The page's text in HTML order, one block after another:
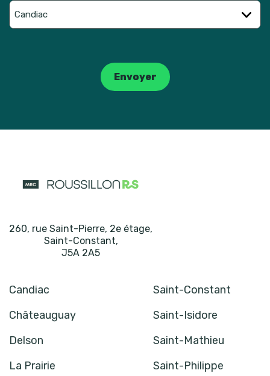
Envoyer
260, rue Saint-Pierre, 2e étage,
Saint-Constant,
J5A 2A5
Candiac
Saint-Constant
Châteauguay
Saint-Isidore
Delson
Saint-Mathieu
La Prairie
Saint-Philippe